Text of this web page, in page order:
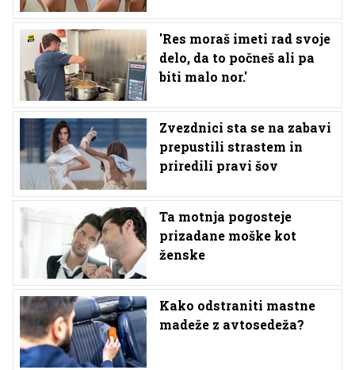
'Res moraš imeti rad svoje
delo, da to počneš ali pa
biti malo nor.'
Zvezdnici sta se na zabavi
prepustili strastem in
priredili pravi šov
Ta motnja pogosteje
prizadane moške kot
ženske
Kako odstraniti mastne
madeže z avtosedeža?